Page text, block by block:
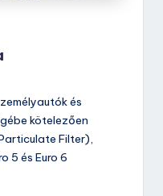
és
kötelezően
Filter),
5 és Euro 6